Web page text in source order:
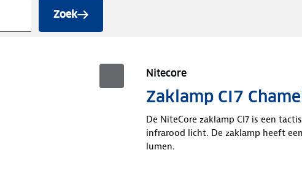
Zoek
Nitecore
Zaklamp CI7
De NiteCore zaklamp CI7 is een
infrarood licht. De zaklamp heeft
lumen.